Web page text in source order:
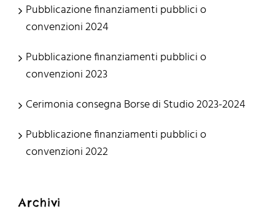
Pubblicazione finanziamenti pubblici o
convenzioni 2024
Pubblicazione finanziamenti pubblici o
convenzioni 2023
Cerimonia consegna Borse di Studio 2023-2024
Pubblicazione finanziamenti pubblici o
convenzioni 2022
Archivi